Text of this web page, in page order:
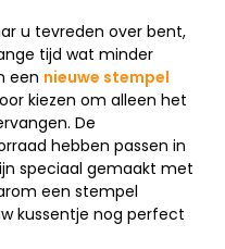
u tevreden over bent,
tijd wat minder
een nieuwe stempel
kiezen om alleen het
De
hebben passen in
speciaal gemaakt met
een stempel
kussentje nog perfect